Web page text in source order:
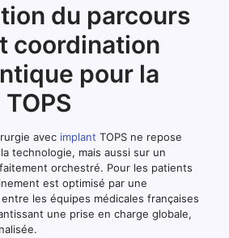
du parcours
coordination
pour la
avec implant TOPS ne repose
technologie, mais aussi sur un
orchestré. Pour les patients
est optimisé par une
les équipes médicales françaises
une prise en charge globale,